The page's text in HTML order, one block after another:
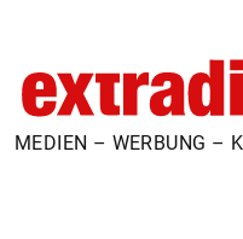
MEDIEN – WERBUNG –